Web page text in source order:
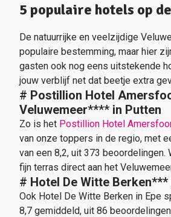
5 populaire hotels op
De natuurrijke en veelzijdige
populaire bestemming, maar hier
gasten ook nog eens uitstekende
jouw verblijf net dat beetje extra
# Postillion Hotel
Veluwemeer**** in Putten
Zo is het Postillion Hotel
van onze toppers in de regio, met
van een 8,2, uit 373 beoordelingen.
fijn terras direct aan het
# Hotel De Witte Berken***
Ook Hotel De Witte Berken in Epe
8,7 gemiddeld, uit 86